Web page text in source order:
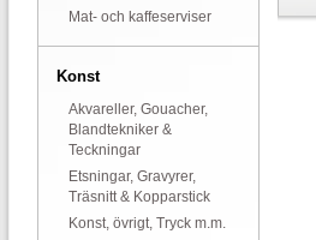
Mat- och kaffeserviser
Konst
Akvareller, Gouacher,
Blandtekniker &
Teckningar
Etsningar, Gravyrer,
Träsnitt & Kopparstick
Konst, övrigt, Tryck m.m.